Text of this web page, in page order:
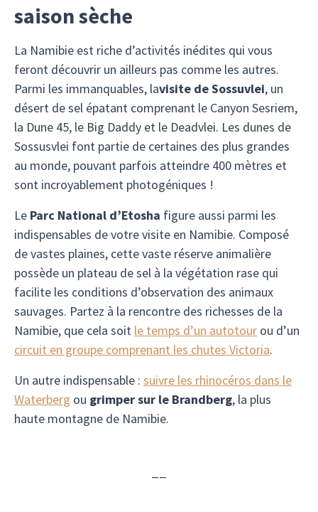
saison sèche
La Namibie est riche d’activités inédites qui vous
feront découvrir un ailleurs pas comme les autres.
Parmi les immanquables, lavisite de Sossuvlei, un
désert de sel épatant comprenant le Canyon Sesriem,
la Dune 45, le Big Daddy et le Deadvlei. Les dunes de
Sossusvlei font partie de certaines des plus grandes
au monde, pouvant parfois atteindre 400 mètres et
sont incroyablement photogéniques !
Le Parc National d’Etosha figure aussi parmi les
indispensables de votre visite en Namibie. Composé
de vastes plaines, cette vaste réserve animalière
possède un plateau de sel à la végétation rase qui
facilite les conditions d’observation des animaux
sauvages. Partez à la rencontre des richesses de la
Namibie, que cela soit le temps d’un autotour ou d’un
circuit en groupe comprenant les chutes Victoria.
Un autre indispensable : suivre les rhinocéros dans le
Waterberg ou grimper sur le Brandberg, la plus
haute montagne de Namibie.